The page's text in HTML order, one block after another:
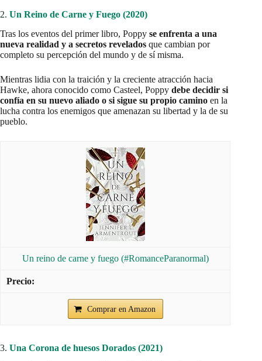
2. Un Reino de Carne y Fuego (2020)
Tras los eventos del primer libro, Poppy se enfrenta a una
nueva realidad y a secretos revelados que cambian por
completo su percepción del mundo y de sí misma.
Mientras lidia con la traición y la creciente atracción hacia
Hawke, ahora conocido como Casteel, Poppy debe decidir si
confía en su nuevo aliado o si sigue su propio camino en la
lucha contra los enemigos que amenazan su libertad y la de su
pueblo.
Un reino de carne y fuego (#RomanceParanormal)
Comprar en Amazon
3. Una Corona de huesos Dorados (2021)